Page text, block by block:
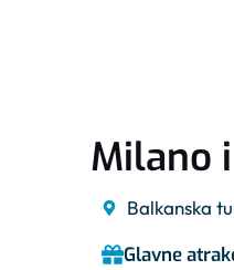
Milano
Balkanska
Glavne